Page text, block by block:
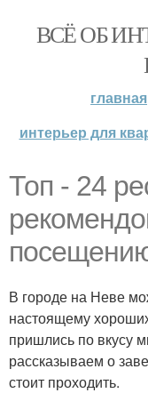
ВСЁ ОБ
главная
интерьер для
Топ - 24
В городе на Неве
настоящему
пришлись по вкусу
рассказываем о
стоит проходить.